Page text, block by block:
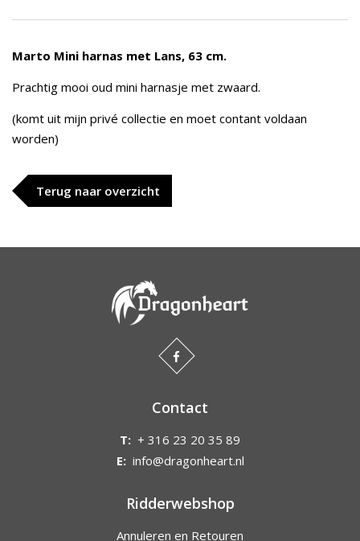
Marto Mini harnas met Lans, 63 cm.
Prachtig mooi oud mini harnasje met zwaard.
(komt uit mijn privé collectie en moet contant voldaan
worden)
Terug naar overzicht
Contact
T: + 316 23 20 35 89
E: info@dragonheart.nl
Ridderwebshop
Annuleren en Retouren